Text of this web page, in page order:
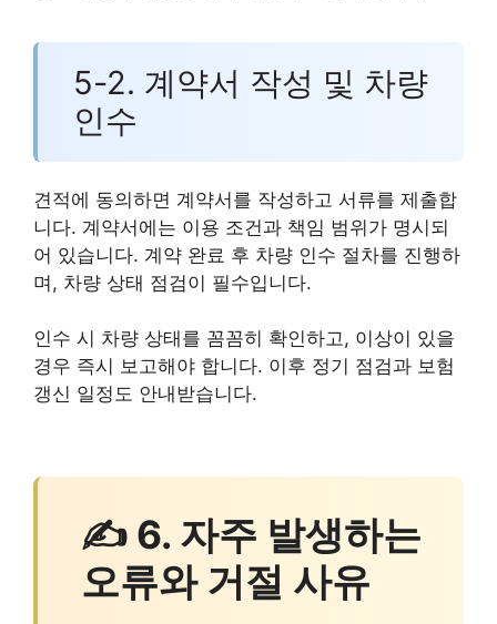
5-2. 계약서 작성 및 차량
인수
견적에 동의하면 계약서를 작성하고 서류를 제출합
니다. 계약서에는 이용 조건과 책임 범위가 명시되
어 있습니다. 계약 완료 후 차량 인수 절차를 진행하
며, 차량 상태 점검이 필수입니다.
인수 시 차량 상태를 꼼꼼히 확인하고, 이상이 있을
경우 즉시 보고해야 합니다. 이후 정기 점검과 보험
갱신 일정도 안내받습니다.
✍ 6. 자주 발생하는
오류와 거절 사유